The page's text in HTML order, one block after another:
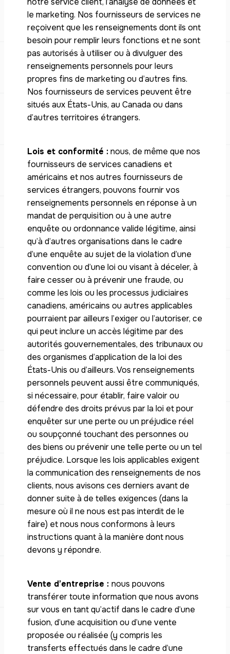
le marketing. Nos fournisseurs de services ne
reçoivent que les renseignements dont ils ont
besoin pour remplir leurs fonctions et ne sont
pas autorisés à utiliser ou à divulguer des
renseignements personnels pour leurs
propres fins de marketing ou d’autres fins.
Nos fournisseurs de services peuvent être
situés aux États-Unis, au Canada ou dans
d’autres territoires étrangers.
Lois et conformité :nous, de même que nos
fournisseurs de services canadiens et
américains et nos autres fournisseurs de
services étrangers, pouvons fournir vos
renseignements personnels en réponse à un
mandat de perquisition ou à une autre
enquête ou ordonnance valide légitime, ainsi
qu’à d’autres organisations dans le cadre
d’une enquête au sujet de la violation d’une
convention ou d’une loi ou visant à déceler, à
faire cesser ou à prévenir une fraude, ou
comme les lois ou les processus judiciaires
canadiens, américains ou autres applicables
pourraient par ailleurs l’exiger ou l’autoriser, ce
qui peut inclure un accès légitime par des
autorités gouvernementales, des tribunaux ou
des organismes d’application de la loi des
États-Unis ou d’ailleurs. Vos renseignements
personnels peuvent aussi être communiqués,
si nécessaire, pour établir, faire valoir ou
défendre des droits prévus par la loi et pour
enquêter sur une perte ou un préjudice réel
ou soupçonné touchant des personnes ou
des biens ou prévenir une telle perte ou un tel
préjudice. Lorsque les lois applicables exigent
la communication des renseignements de nos
clients, nous avisons ces derniers avant de
donner suite à de telles exigences (dans la
mesure où il ne nous est pas interdit de le
faire) et nous nous conformons à leurs
instructions quant à la manière dont nous
devons y répondre.
Vente d’entreprise : nous pouvons
transférer toute information que nous avons
sur vous en tant qu’actif dans le cadre d’une
fusion, d’une acquisition ou d’une vente
proposée ou réalisée (y compris les
transferts effectués dans le cadre d’une